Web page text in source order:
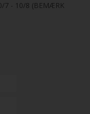
7 - 10/8 (BEMÆRK